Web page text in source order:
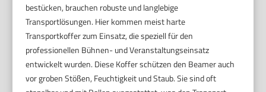
bestücken, brauchen robuste und langlebige
Transportlösungen. Hier kommen meist harte
Transportkoffer zum Einsatz, die speziell für den
professionellen Bühnen- und Veranstaltungseinsatz
entwickelt wurden. Diese Koffer schützen den Beamer auch
vor groben Stößen, Feuchtigkeit und Staub. Sie sind oft